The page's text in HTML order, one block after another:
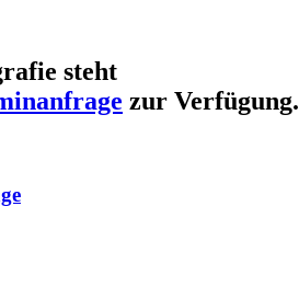
steht
zur Verfügung.